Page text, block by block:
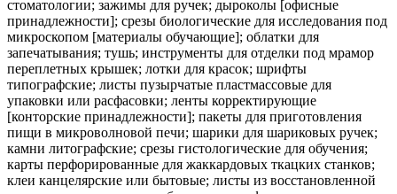
стоматологии; зажимы для ручек; дыроколы [офисные
принадлежности]; срезы биологические для исследования под
микроскопом [материалы обучающие]; облатки для
запечатывания; тушь; инструменты для отделки под мрамор
переплетных крышек; лотки для красок; шрифты
типографские; листы пузырчатые пластмассовые для
упаковки или расфасовки; ленты корректирующие
[конторские принадлежности]; пакеты для приготовления
пищи в микроволновой печи; шарики для шариковых ручек;
камни литографские; срезы гистологические для обучения;
карты перфорированные для жаккардовых ткацких станков;
клеи канцелярские или бытовые; листы из восстановленной